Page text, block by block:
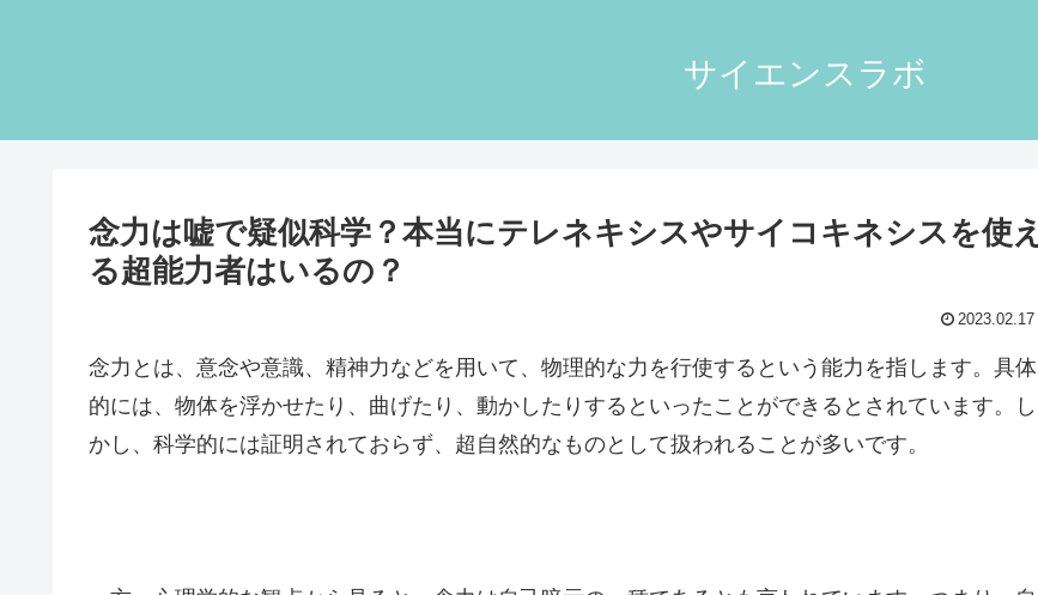
サイエンスラボ
念力は嘘で疑似科学？本当にテレネキシスやサイコキネシスを使え
る超能力者はいるの？
2023.02.17
念力とは、意念や意識、精神力などを用いて、物理的な力を行使するという能力を指します。具体
的には、物体を浮かせたり、曲げたり、動かしたりするといったことができるとされています。し
かし、科学的には証明されておらず、超自然的なものとして扱われることが多いです。